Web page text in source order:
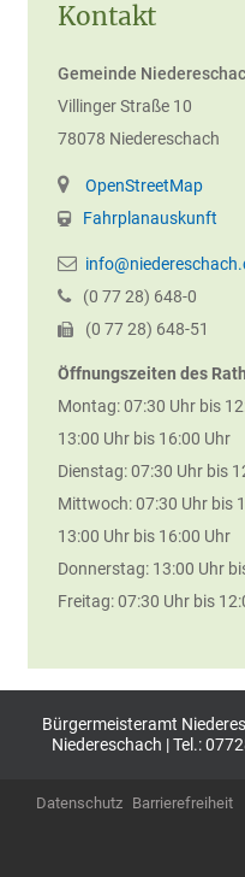
Kontakt
Gemeinde
Villinger Straße 10
78078 Niedereschach
OpenStreetMap
Fahrplanauskunft
(0 7728) 648-0
(0 7728) 648-51
Öffnungszeiten des
Montag: 07:30 Uhr bis
13:00 Uhr bis 16:00 Uhr
Dienstag: 07:30 Uhr bis
Mittwoch: 07:30 Uhr bis
13:00 Uhr bis 16:00 Uhr
Donnerstag: 13:00 Uhr
Freitag: 07:30 Uhr bis
Bürgermeisteramt
Niedereschach | Tel.:
Datenschutz Barrierefreiheit